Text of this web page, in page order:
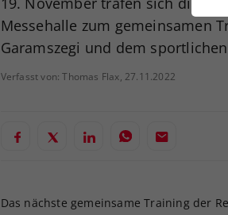
Messehalle zum gemeinsamen
Garamszegi und dem
Verfasst von: Thomas Flax, 27.11.2022
Das nächste gemeinsame Training der